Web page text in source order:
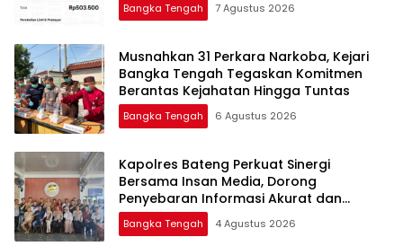
Bangka Tengah 7 Agustus 2026
Musnahkan 31 Perkara Narkoba, Kejari
Bangka Tengah Tegaskan Komitmen
Berantas Kejahatan Hingga Tuntas
Bangka Tengah 6 Agustus 2026
‎Kapolres Bateng Perkuat Sinergi
Bersama Insan Media, Dorong
Penyebaran Informasi Akurat dan
Layanan Polri 110
Bangka Tengah 4 Agustus 2026